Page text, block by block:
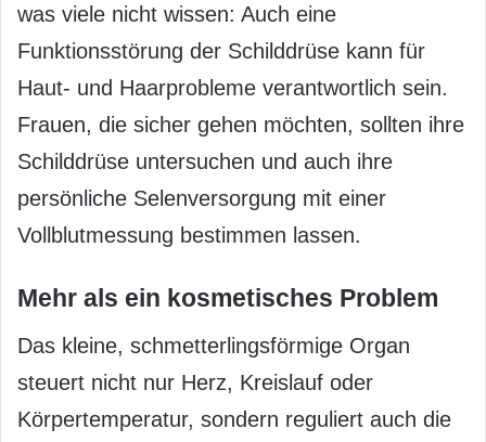
was viele nicht wissen: Auch eine
Funktionsstörung der Schilddrüse kann für
Haut- und Haarprobleme verantwortlich sein.
Frauen, die sicher gehen möchten, sollten ihre
Schilddrüse untersuchen und auch ihre
persönliche Selenversorgung mit einer
Vollblutmessung bestimmen lassen.
Mehr als ein kosmetisches Problem
Das kleine, schmetterlingsförmige Organ
steuert nicht nur Herz, Kreislauf oder
Körpertemperatur, sondern reguliert auch die